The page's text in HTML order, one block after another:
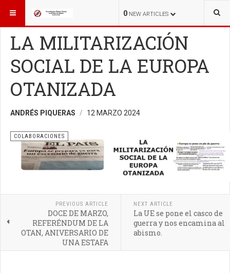
0 NEW ARTICLES
ESTÁ AQUÍ: COLABORACIONES COLABORACIONES
LA MILITARIZACIÓN
SOCIAL DE LA EUROPA
OTANIZADA
ANDRÉS PIQUERAS 12 MARZO 2024
COLABORACIONES
PREVIOUS ARTICLE
DOCE DE MARZO,
REFERÉNDUM DE LA
OTAN, ANIVERSARIO DE
UNA ESTAFA
NEXT ARTICLE
La UE se pone el casco de
guerra y nos encamina al
abismo.